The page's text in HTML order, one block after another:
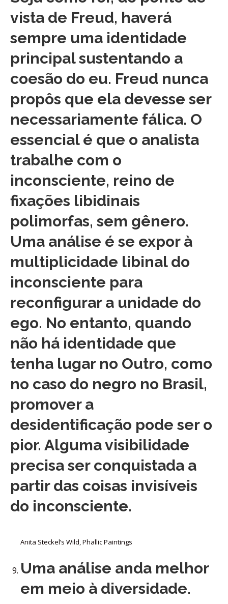
vista de Freud, haverá
sempre uma identidade
principal sustentando a
coesão do eu. Freud nunca
propôs que ela devesse ser
necessariamente fálica. O
essencial é que o analista
trabalhe com o
inconsciente, reino de
fixações libidinais
polimorfas, sem gênero.
Uma análise é se expor à
multiplicidade libinal do
inconsciente para
reconfigurar a unidade do
ego. No entanto, quando
não há identidade que
tenha lugar no Outro, como
no caso do negro no Brasil,
promover a
desidentificação pode ser o
pior. Alguma visibilidade
precisa ser conquistada a
partir das coisas invisíveis
do inconsciente.
Anita Steckel’s Wild, Phallic Paintings
Uma análise anda melhor
em meio à diversidade.